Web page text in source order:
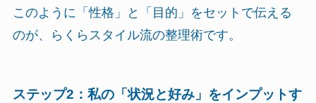
このように「性格」と「目的」をセットで伝える
のが、らくらスタイル流の整理術です。
ステップ2：私の「状況と好み」をインプットす